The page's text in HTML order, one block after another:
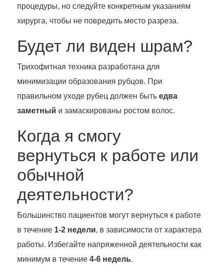
процедуры, но следуйте конкретным указаниям
хирурга, чтобы не повредить место разреза.
Будет ли виден шрам?
Трихофитная техника разработана для
минимизации образования рубцов. При
правильном уходе рубец должен быть едва
заметный и замаскированы ростом волос.
Когда я смогу
вернуться к работе или
обычной
деятельности?
Большинство пациентов могут вернуться к работе
в течение 1-2 недели, в зависимости от характера
работы. Избегайте напряженной деятельности как
минимум в течение 4-6 недель.